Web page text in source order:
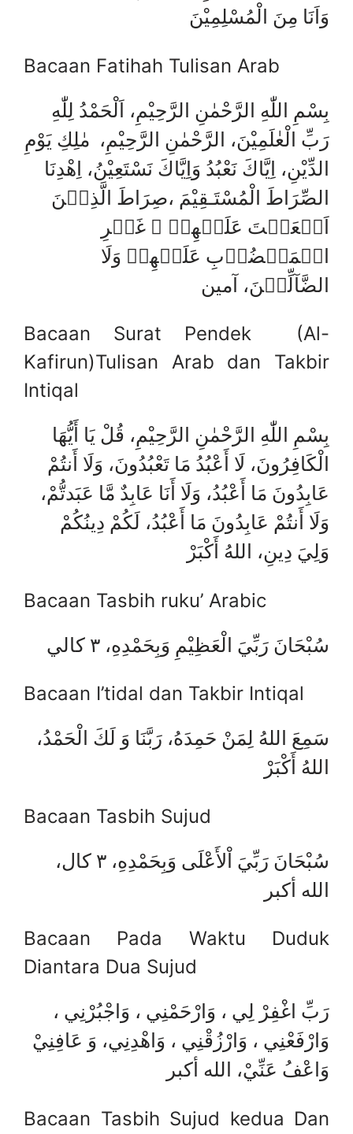
وَاَنَا مِنَ الْمُسْلِمِيْنَ
Bacaan Fatihah Tulisan Arab
بِسْمِ اللّٰهِ الرَّحْمٰنِ الرَّحِيْمِ، اَلْحَمْدُ لِلّٰهِ
رَبِّ الْعٰلَمِيْنَ، الرَّحْمٰنِ الرَّحِيْمِ، مٰلِكِ يَوْمِ
الدِّيْنِ، اِيَّاكَ نَعْبُدُ وَاِيَّاكَ نَسْتَعِيْنُ، اِھْدِنَا
الصِّرَاطَ الْمُسْتَـقِيْمَ ،صِرَاطَ الَّذِيۡنَ
اَنۡعَمۡتَ عَلَيۡهِمۡ ۙ غَيۡرِ
الۡمَغۡضُوۡبِ عَلَيۡهِمۡ وَلَا
الضَّآلِّيۡنَ، آمين
Bacaan Surat Pendek (Al-
Kafirun)Tulisan Arab dan Takbir
Intiqal
بِسْمِ اللّٰهِ الرَّحْمٰنِ الرَّحِيْمِ، قُلْ يَا أَيُّهَا
الْكَافِرُونَ، لَا أَعْبُدُ مَا تَعْبُدُونَ، وَلَا أَنتُمْ
عَابِدُونَ مَا أَعْبُدُ، وَلَا أَنَا عَابِدٌ مَّا عَبَدتُّمْ،
وَلَا أَنتُمْ عَابِدُونَ مَا أَعْبُدُ، لَكُمْ دِينُكُمْ
وَلِيَ دِينِ، اللهُ أَكْبَرْ
Bacaan Tasbih ruku’ Arabic
سُبْحَانَ رَبِّيَ الْعَظِيْمِ وَبِحَمْدِهِ، ٣ كالي
Bacaan I’tidal dan Takbir Intiqal
سَمِعَ اللهُ لِمَنْ حَمِدَهُ، رَبَّنَا وَ لَكَ الْحَمْدُ،
اللهُ أَكْبَرْ
Bacaan Tasbih Sujud
سُبْحَانَ رَبِّيَ اْلأَعْلَى وَبِحَمْدِهِ، ٣ كال،
الله أكبر
Bacaan Pada Waktu Duduk
Diantara Dua Sujud
رَبِّ اغْفِرْ لِي ، وَارْحَمْنِي ، وَاجْبُرْنِي ،
وَارْفَعْنِي ، وَارْزُقْنِي ، وَاهْدِنِي، وَ عَافِنِيْ
وَاعْفُ عَنِّيْ، الله أكبر
Bacaan Tasbih Sujud kedua Dan